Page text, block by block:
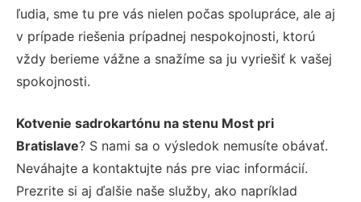
ľudia, sme tu pre vás nielen počas spolupráce, ale aj
v prípade riešenia prípadnej nespokojnosti, ktorú
vždy berieme vážne a snažíme sa ju vyriešiť k vašej
spokojnosti.
Kotvenie sadrokartónu na stenu Most pri
Bratislave? S nami sa o výsledok nemusíte obávať.
Neváhajte a kontaktujte nás pre viac informácií.
Prezrite si aj ďalšie naše služby, ako napríklad